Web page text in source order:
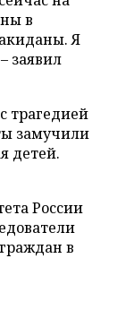
в
Я
заявил
трагедией
замучили
детей.
России
в